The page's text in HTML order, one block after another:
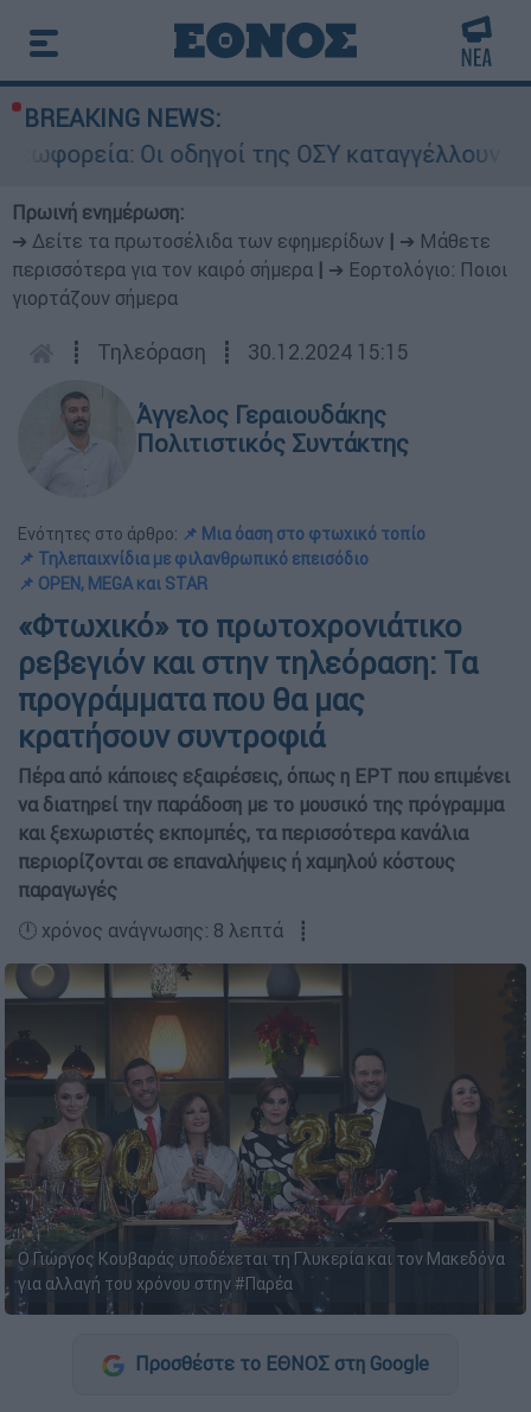
BREAKING NEWS:
οδηγοί της ΟΣΥ καταγγέλλουν δρομολόγια
Πρωινή ενημέρωση:
➔ Δείτε τα πρωτοσέλιδα των εφημερίδων
➔ Μάθετε
περισσότερα για τον καιρό σήμερα
➔ Εορτολόγιο: Ποιοι
γιορτάζουν σήμερα
┋ Τηλεόραση ┋ 30.12.2024 15:15
Άγγελος Γεραιουδάκης
Πολιτιστικός Συντάκτης
Ενότητες στο άρθρο: 📌 Μια όαση στο φτωχικό τοπίο
📌 Τηλεπαιχνίδια με φιλανθρωπικό επεισόδιο
📌 OPEN, MEGA και STAR
«Φτωχικό» το πρωτοχρονιάτικο
ρεβεγιόν και στην τηλεόραση: Τα
προγράμματα που θα μας
κρατήσουν συντροφιά
Πέρα από κάποιες εξαιρέσεις, όπως η ΕΡΤ που επιμένει
να διατηρεί την παράδοση με το μουσικό της πρόγραμμα
και ξεχωριστές εκπομπές, τα περισσότερα κανάλια
περιορίζονται σε επαναλήψεις ή χαμηλού κόστους
παραγωγές
🕛 χρόνος ανάγνωσης: 8 λεπτά ┋
Ο Γιώργος Κουβαράς υποδέχεται τη Γλυκερία και τον Μακεδόνα
για αλλαγή του χρόνου στην #Παρέα
Προσθέστε το ΕΘΝΟΣ στη Google